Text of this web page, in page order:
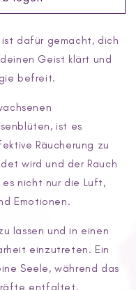
ist dafür gemacht, dich
Geist klärt und
befreit.
ist es
Räucherung zu
wird und der Rauch
nicht nur die Luft,
Emotionen.
lassen und in einen
einzutreten. Ein
Seele, während das
entfaltet.